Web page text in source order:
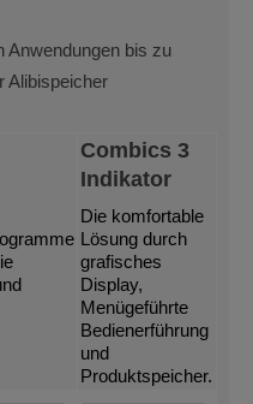
Anwendungen bis zu
Alibispeicher
Combics 3
Indikator
Die komfortable
Lösung durch
grafisches
Display,
Menügeführte
Bedienerführung
und
Produktspeicher.